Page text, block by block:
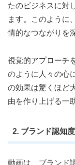
たのビジネスに対
ます。このように
情的なつながりを
視覚的アプローチ
のように人々の心
の効果は驚くほど
由を作り上げる一
2. ブランド認知
動画は、ブランド